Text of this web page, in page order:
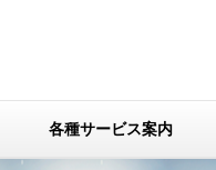
各種サービス案内